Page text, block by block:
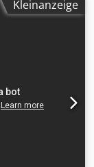
Kleinanzeige